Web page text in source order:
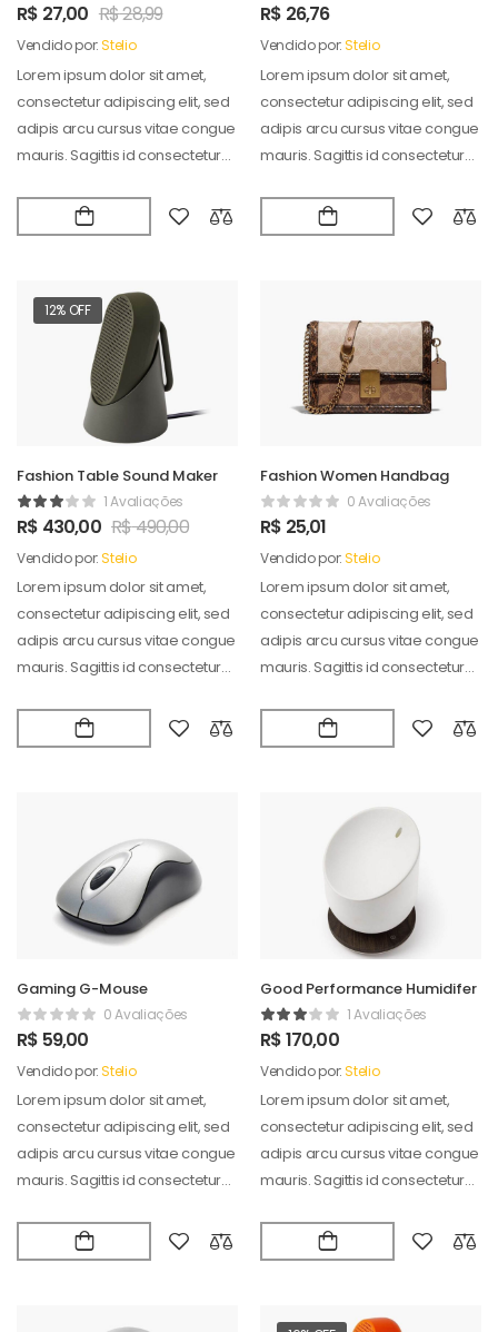
R$ 27,00 R$28,99
Vendido por:Stelio
Lorem ipsum dolor sit amet,
consectetur adipiscing elit, sed
adipis arcu cursus vitae congue
mauris. Sagittis id consectetur
R$ 26,76
Vendido por:Stelio
Lorem ipsum dolor sit amet,
consectetur adipiscing elit, sed
adipis arcu cursus vitae congue
mauris. Sagittis id consectetur
12% OFF
Fashion Table Sound Maker
1 Avaliações
R$ 430,00 R$490,00
Vendido por:Stelio
Lorem ipsum dolor sit amet,
consectetur adipiscing elit, sed
adipis arcu cursus vitae congue
mauris. Sagittis id consectetur
Fashion Women Handbag
0 Avaliações
R$ 25,01
Vendido por:Stelio
Lorem ipsum dolor sit amet,
consectetur adipiscing elit, sed
adipis arcu cursus vitae congue
mauris. Sagittis id consectetur
Gaming G-Mouse
0 Avaliações
R$ 59,00
Vendido por:Stelio
Lorem ipsum dolor sit amet,
consectetur adipiscing elit, sed
adipis arcu cursus vitae congue
mauris. Sagittis id consectetur
Good Performance Humidifer
1 Avaliações
R$170,00
Vendido por:Stelio
Lorem ipsum dolor sit amet,
consectetur adipiscing elit, sed
adipis arcu cursus vitae congue
mauris. Sagittis id consectetur